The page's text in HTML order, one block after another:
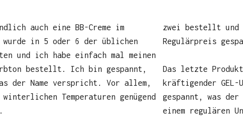
auch eine BB-Creme im
in 5 oder 6 der üblichen
und ich habe einfach mal meinen
bestellt. Ich bin gespannt,
der Name verspricht. Vor allem,
Temperaturen genügend
zwei bestellt und
Regulärpreis
Das letzte
kräftigender
gespannt, was
einem regulären